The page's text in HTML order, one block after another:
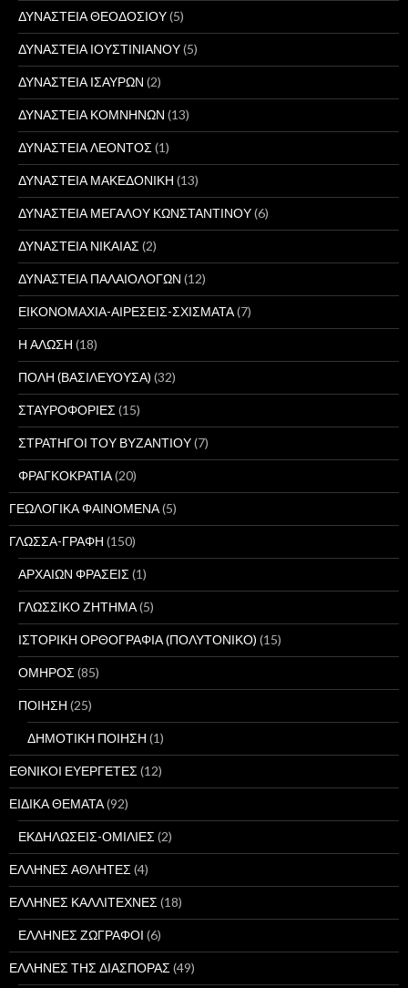
ΔΥΝΑΣΤΕΙΑ ΘΕΟΔΟΣΙΟΥ(5)
ΔΥΝΑΣΤΕΙΑ ΙΟΥΣΤΙΝΙΑΝΟΥ(5)
ΔΥΝΑΣΤΕΙΑ ΙΣΑΥΡΩΝ (2)
ΔΥΝΑΣΤΕΙΑ ΚΟΜΝΗΝΩΝ (13)
ΔΥΝΑΣΤΕΙΑ ΛΕΟΝΤΟΣ (1)
ΔΥΝΑΣΤΕΙΑ ΜΑΚΕΔΟΝΙΚΗ (13)
ΔΥΝΑΣΤΕΙΑ ΜΕΓΑΛΟΥ ΚΩΝΣΤΑΝΤΙΝΟΥ(6)
ΔΥΝΑΣΤΕΙΑ ΝΙΚΑΙΑΣ (2)
ΔΥΝΑΣΤΕΙΑ ΠΑΛΑΙΟΛΟΓΩΝ (12)
ΕΙΚΟΝΟΜΑΧΙΑ-ΑΙΡΕΣΕΙΣ-ΣΧΙΣΜΑΤΑ(7)
Η ΑΛΩΣΗ (18)
ΠΟΛΗ (ΒΑΣΙΛΕΥΟΥΣΑ) (32)
ΣΤΑΥΡΟΦΟΡΙΕΣ (15)
ΣΤΡΑΤΗΓΟΙ ΤΟΥ ΒΥΖΑΝΤΙΟΥ(7)
ΦΡΑΓΚΟΚΡΑΤΙΑ(20)
ΓΕΩΛΟΓΙΚΑ ΦΑΙΝΟΜΕΝΑ(5)
ΓΛΩΣΣΑ-ΓΡΑΦΗ (150)
ΑΡΧΑΙΩΝ ΦΡΑΣΕΙΣ (1)
ΓΛΩΣΣΙΚΟ ΖΗΤΗΜΑ(5)
ΙΣΤΟΡΙΚΗ ΟΡΘΟΓΡΑΦΙΑ (ΠΟΛΥΤΟΝΙΚΟ) (15)
ΟΜΗΡΟΣ (85)
ΠΟΙΗΣΗ (25)
ΔΗΜΟΤΙΚΗ ΠΟΙΗΣΗ (1)
ΕΘΝΙΚΟΙ ΕΥΕΡΓΕΤΕΣ (12)
ΕΙΔΙΚΑ ΘΕΜΑΤΑ(92)
ΕΚΔΗΛΩΣΕΙΣ-ΟΜΙΛΙΕΣ (2)
ΕΛΛΗΝΕΣ ΑΘΛΗΤΕΣ (4)
ΕΛΛΗΝΕΣ ΚΑΛΛΙΤΕΧΝΕΣ (18)
ΕΛΛΗΝΕΣ ΖΩΓΡΑΦΟΙ (6)
ΕΛΛΗΝΕΣ ΤΗΣ ΔΙΑΣΠΟΡΑΣ (49)